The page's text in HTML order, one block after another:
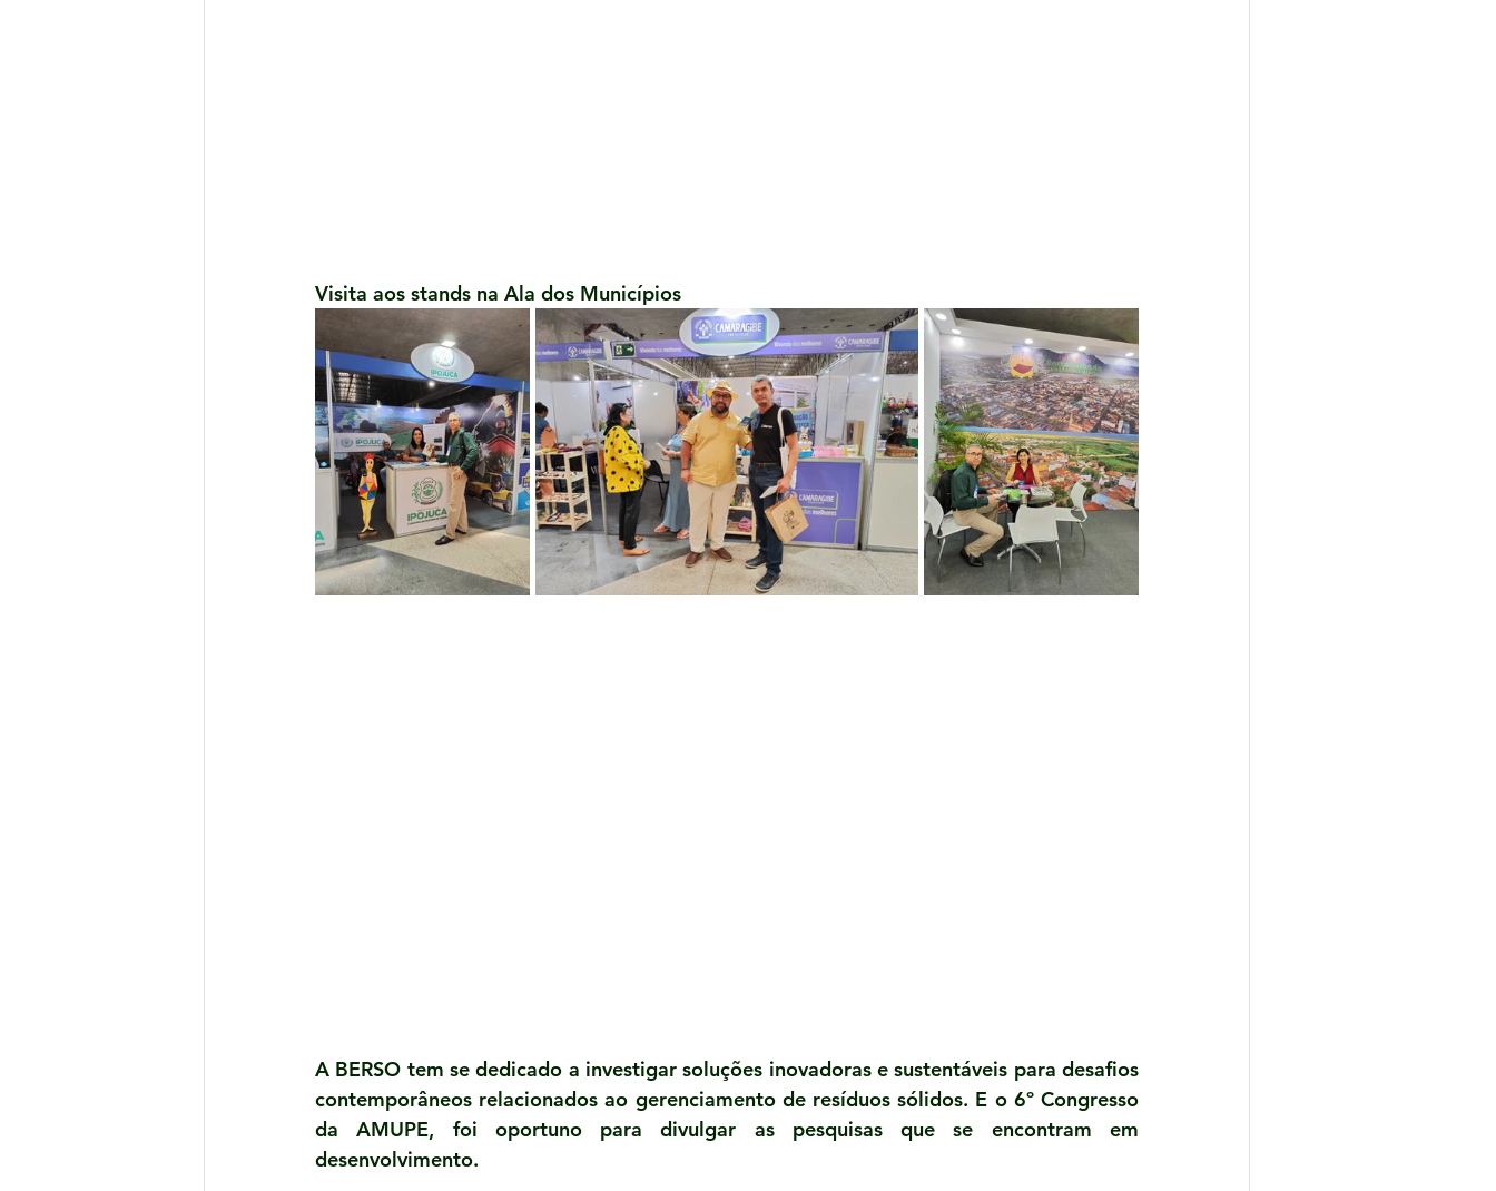
Visita aos stands na Ala dos Municípios
A BERSO tem se dedicado a investigar soluções inovadoras e sustentáveis para desafios
contemporâneos relacionados ao gerenciamento de resíduos sólidos. E o 6º Congresso
da AMUPE, foi oportuno para divulgar as pesquisas que se encontram em
desenvolvimento.